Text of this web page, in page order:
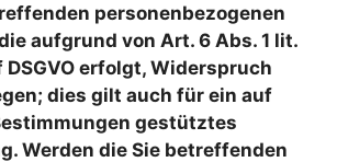
personenbezogenen
aufgrund von Art. 6 Abs. 1 lit.
DSGVO erfolgt, Widerspruch
dies gilt auch für ein auf
gestütztes
Werden die Sie betreffenden